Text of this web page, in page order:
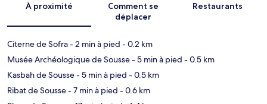
À proximité
Comment se
déplacer
Restaurants
Citerne de Sofra- 2 min à pied - 0.2 km
Musée Archéologique de Sousse- 5 min à pied - 0.5 km
Kasbah de Sousse- 5 min à pied - 0.5 km
Ribat de Sousse- 7 min à pied - 0.6 km